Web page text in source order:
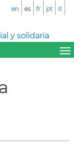
y solidaria
en es fr pt it